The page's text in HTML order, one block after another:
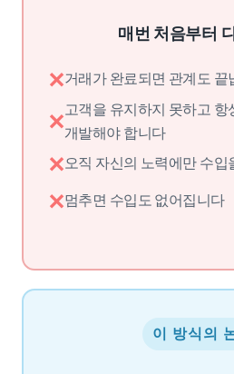
매번 처음부터
✕거래가 완료되면 관계도 끝
✕
고객을 유지하지 못하고 항
개발해야 합니다
✕오직 자신의 노력에만 수입
✕멈추면 수입도 없어집니다
이 방식의